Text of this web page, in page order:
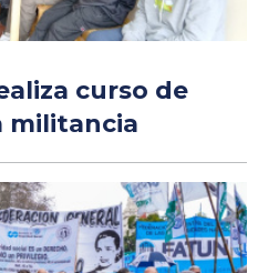
curso de
militancia